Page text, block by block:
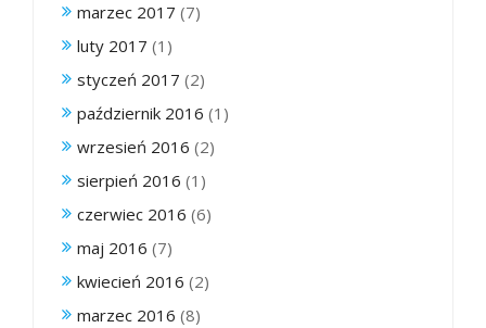
marzec 2017 (7)
luty 2017 (1)
styczeń 2017 (2)
październik 2016 (1)
wrzesień 2016 (2)
sierpień 2016 (1)
czerwiec 2016 (6)
maj 2016 (7)
kwiecień 2016 (2)
marzec 2016 (8)